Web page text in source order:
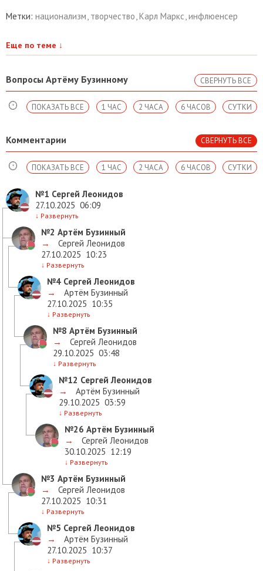
Метки: национализм, творчество,Карл Маркс,инфлюенсер
Еще по теме ↓
Вопросы Артёму Бузинному СВЕРНУТЬ ВСЕ
СУТКИ
6 ЧАСОВ
2 ЧАСА
1 ЧАС
ПОКАЗАТЬ ВСЕ
Комментарии СВЕРНУТЬ ВСЕ
СУТКИ
6 ЧАСОВ
2 ЧАСА
1 ЧАС
ПОКАЗАТЬ ВСЕ
№1 Сергей Леонидов
27.10.2025 06:09
↓ Развернуть
№2 Артём Бузинный
→
Сергей Леонидов
27.10.2025 10:23
↓ Развернуть
№4 Сергей Леонидов
→
Артём Бузинный
27.10.2025 10:35
↓ Развернуть
№8 Артём Бузинный
→
Сергей Леонидов
29.10.2025 03:48
↓ Развернуть
№12 Сергей Леонидов
→
Артём Бузинный
29.10.2025 03:59
↓ Развернуть
№26 Артём Бузинный
→
Сергей Леонидов
30.10.2025 12:19
↓ Развернуть
№3 Артём Бузинный
→
Сергей Леонидов
27.10.2025 10:31
↓ Развернуть
№5 Сергей Леонидов
→
Артём Бузинный
27.10.2025 10:37
↓ Развернуть